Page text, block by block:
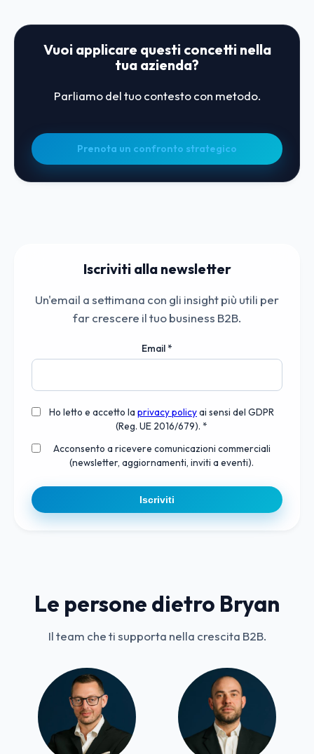
Vuoi applicare questi concetti nella
tua azienda?
Parliamo del tuo contesto con metodo.
Prenota un confronto strategico
Iscriviti alla newsletter
Un'email a settimana con gli insight più utili per
far crescere il tuo business B2B.
Email*
Ho letto e accetto la privacy policyai sensi del GDPR
(Reg. UE 2016/679). *
Acconsento a ricevere comunicazioni commerciali
(newsletter, aggiornamenti, inviti a eventi).
Iscriviti
Le persone dietro Bryan
Il team che ti supporta nella crescita B2B.